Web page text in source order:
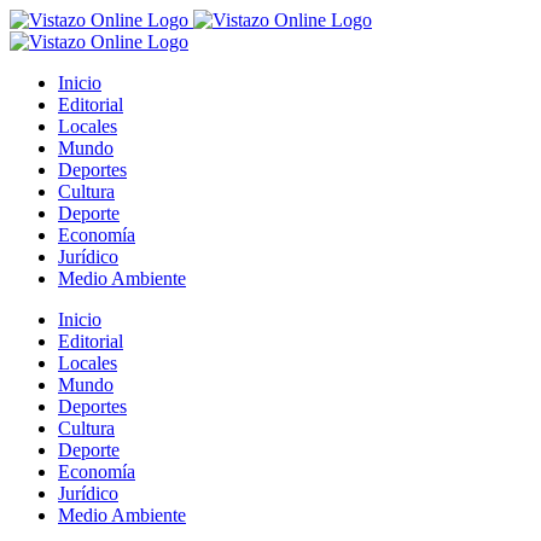
Saltar
al
Inicio
Editorial
Locales
Mundo
Deportes
Cultura
Deporte
Economía
Jurídico
Medio Ambiente
Inicio
Editorial
Locales
Mundo
Deportes
Cultura
Deporte
Economía
Jurídico
Medio Ambiente